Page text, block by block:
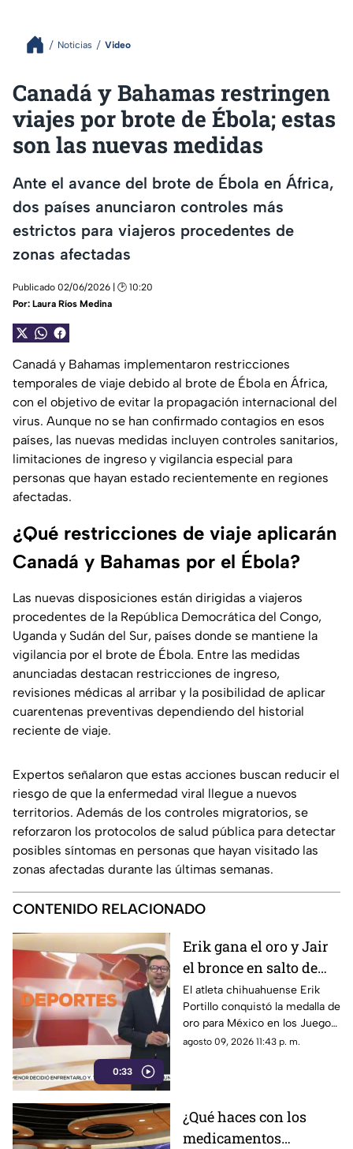
Noticias Video
Canadá y Bahamas restringen
viajes por brote de Ébola; estas
son las nuevas medidas
Ante el avance del brote de Ébola en África,
dos países anunciaron controles más
estrictos para viajeros procedentes de
zonas afectadas
Publicado 02/06/2026 | 🕑 10:20
Por: Laura Ríos Medina
Canadá y Bahamas implementaron restricciones
temporales de viaje debido al brote de Ébola en África,
con el objetivo de evitar la propagación internacional del
virus. Aunque no se han confirmado contagios en esos
países, las nuevas medidas incluyen controles sanitarios,
limitaciones de ingreso y vigilancia especial para
personas que hayan estado recientemente en regiones
afectadas.
¿Qué restricciones de viaje aplicarán
Canadá y Bahamas por el Ébola?
Las nuevas disposiciones están dirigidas a viajeros
procedentes de la República Democrática del Congo,
Uganda y Sudán del Sur, países donde se mantiene la
vigilancia por el brote de Ébola. Entre las medidas
anunciadas destacan restricciones de ingreso,
revisiones médicas al arribar y la posibilidad de aplicar
cuarentenas preventivas dependiendo del historial
reciente de viaje.
Expertos señalaron que estas acciones buscan reducir el
riesgo de que la enfermedad viral llegue a nuevos
territorios. Además de los controles migratorios, se
reforzaron los protocolos de salud pública para detectar
posibles síntomas en personas que hayan visitado las
zonas afectadas durante las últimas semanas.
CONTENIDO RELACIONADO
0:33
Erik gana el oro y Jair
el bronce en salto de
altura para México:
¡Los hermanos Portillo
hacen historia!
El atleta chihuahuense Erik
Portillo conquistó la medalla de
oro para México en los Juegos
Centroamericanos y del
agosto 09, 2026 11:43 p. m.
¿Qué haces con los
medicamentos